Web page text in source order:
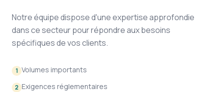
Notre équipe dispose d'une expertise approfondie
dans ce secteur pour répondre aux besoins
spécifiques de vos clients.
1 Volumes importants
2 Exigences réglementaires